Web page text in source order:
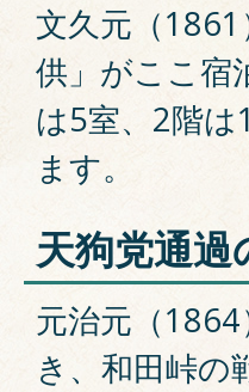
文久元（
供」がここ宿
は5室、2階
ます。
天狗党通過
元治元（
き、和田峠の